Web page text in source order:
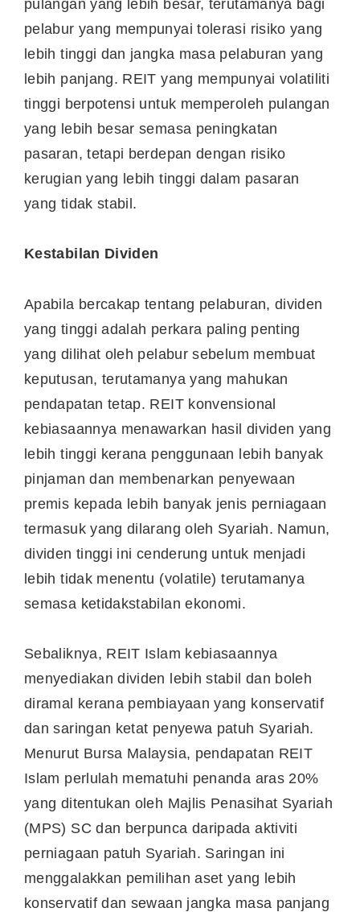
pulangan yang lebih besar, terutamanya bagi
pelabur yang mempunyai tolerasi risiko yang
lebih tinggi dan jangka masa pelaburan yang
lebih panjang. REIT yang mempunyai volatiliti
tinggi berpotensi untuk memperoleh pulangan
yang lebih besar semasa peningkatan
pasaran, tetapi berdepan dengan risiko
kerugian yang lebih tinggi dalam pasaran
yang tidak stabil.
Kestabilan Dividen
Apabila bercakap tentang pelaburan, dividen
yang tinggi adalah perkara paling penting
yang dilihat oleh pelabur sebelum membuat
keputusan, terutamanya yang mahukan
pendapatan tetap. REIT konvensional
kebiasaannya menawarkan hasil dividen yang
lebih tinggi kerana penggunaan lebih banyak
pinjaman dan membenarkan penyewaan
premis kepada lebih banyak jenis perniagaan
termasuk yang dilarang oleh Syariah. Namun,
dividen tinggi ini cenderung untuk menjadi
lebih tidak menentu (volatile) terutamanya
semasa ketidakstabilan ekonomi.
Sebaliknya, REIT Islam kebiasaannya
menyediakan dividen lebih stabil dan boleh
diramal kerana pembiayaan yang konservatif
dan saringan ketat penyewa patuh Syariah.
Menurut Bursa Malaysia, pendapatan REIT
Islam perlulah mematuhi penanda aras 20%
yang ditentukan oleh Majlis Penasihat Syariah
(MPS) SC dan berpunca daripada aktiviti
perniagaan patuh Syariah. Saringan ini
menggalakkan pemilihan aset yang lebih
konservatif dan sewaan jangka masa panjang